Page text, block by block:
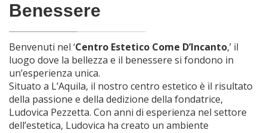
Benessere
Benvenuti nel ‘Centro Estetico Come D’Incanto,’ il
luogo dove la bellezza e il benessere si fondono in
un’esperienza unica.
Situato a L’Aquila, il nostro centro estetico è il risultato
della passione e della dedizione della fondatrice,
Ludovica Pezzetta. Con anni di esperienza nel settore
dell’estetica, Ludovica ha creato un ambiente